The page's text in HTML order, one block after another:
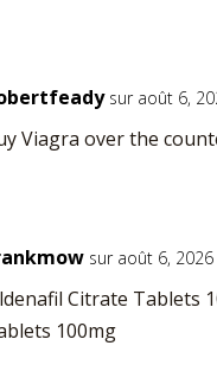
sur août 6,
Viagra over the
sur août 6,
Citrate Tablets
100mg